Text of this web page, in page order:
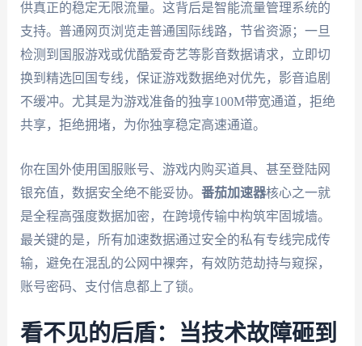
供真正的稳定无限流量。这背后是智能流量管理系统的
支持。普通网页浏览走普通国际线路，节省资源；一旦
检测到国服游戏或优酷爱奇艺等影音数据请求，立即切
换到精选回国专线，保证游戏数据绝对优先，影音追剧
不缓冲。尤其是为游戏准备的独享100M带宽通道，拒绝
共享，拒绝拥堵，为你独享稳定高速通道。
你在国外使用国服账号、游戏内购买道具、甚至登陆网
银充值，数据安全绝不能妥协。 番茄加速器核心之一就
是全程高强度数据加密，在跨境传输中构筑牢固城墙。
最关键的是，所有加速数据通过安全的私有专线完成传
输，避免在混乱的公网中裸奔，有效防范劫持与窥探，
账号密码、支付信息都上了锁。
看不见的后盾：当技术故障砸到